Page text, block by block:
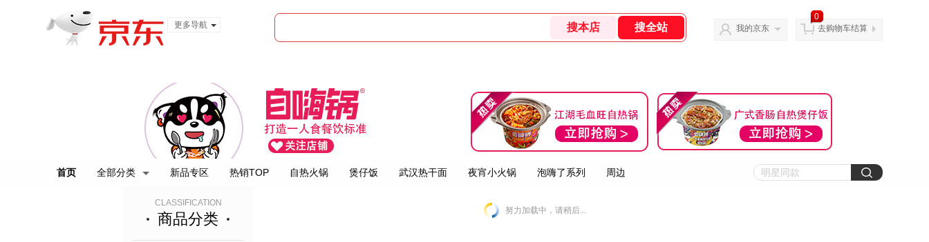
更多导航
我的京东
0
去购物车结算
首页 全部分类 新品专区 热销TOP 自热火锅 煲仔饭 武汉热干面 夜宵小火锅 泡嗨了系列 周边
CLASSIFICATION
商品分类 努力加载中，请稍后...